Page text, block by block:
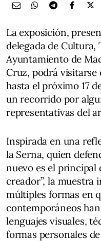
La exposición,
delegada de
Ayuntamiento de
Cruz, podrá visitarse
hasta el próximo 17
un recorrido por
representativas del
Inspirada en una
la Serna, quien
nuevo es el principal
creador”, la muestra
múltiples formas en
contemporáneos
lenguajes visuales,
formas personales